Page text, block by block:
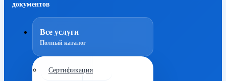
документов
Все услуги
Полный каталог
Сертификация